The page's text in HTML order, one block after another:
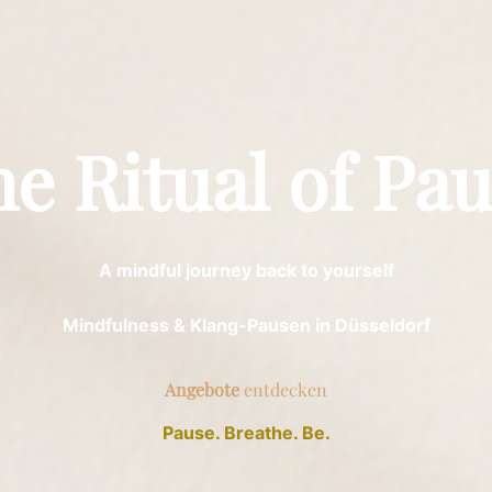
Ritual of
A mindful journey back to yourself
Mindfulness & Klang-Pausen in Düsseldorf
Angebote entdecken
Pause. Breathe. Be.